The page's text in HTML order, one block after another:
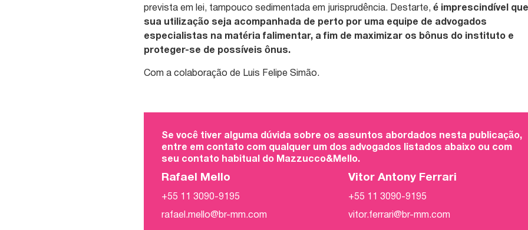
prevista em lei, tampouco sedimentada em jurisprudência. Destarte,é imprescindível que
sua utilização seja acompanhada de perto por uma equipe de advogados
especialistas na matéria falimentar, a fim de maximizar os bônus do instituto e
proteger-se de possíveis ônus.
Com a colaboração de Luis Felipe Simão.
Se você tiver alguma dúvida sobre os assuntos abordados nesta publicação,
entre em contato com qualquer um dos advogados listados abaixo ou com
seu contato habitual do Mazzucco&Mello.
Rafael Mello
+55 11 3090-9195
rafael.mello@br-mm.com
Vitor Antony Ferrari
+55 11 3090-9195
vitor.ferrari@br-mm.com